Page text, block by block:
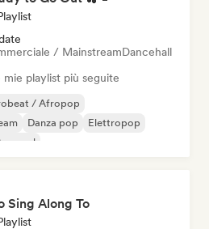
/ MainstreamDancehall
playlist più seguite
/ Afropop
Danza pop
Elettropop
soul
Sing Along To